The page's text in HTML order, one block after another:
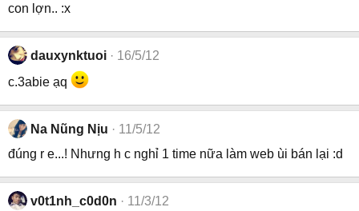
con lợn.. :x
dauxynktuoi
16/5/12
c.3abie ạq
Na Nũng Nịu
11/5/12
đúng r e...! Nhưng h c nghỉ 1 time nữa làm web ùi bán lại :d
v0t1nh_c0d0n
11/3/12